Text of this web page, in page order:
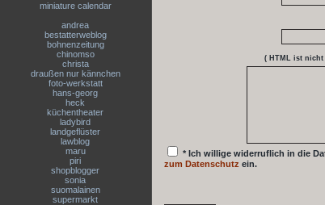
miniature calendar
andrea
bestatterweblog
bohnenzeitung
chinomso
christa
draußen nur kännchen
foto-werkstatt
hans-georg
heck
küchentheater
ladybird
landgeflüster
lawblog
maru
piri
shopblogger
sonia
suomalainen
supermarkt
( HTML ist nicht
* Ich willige widerruflich in die
zum Datenschutz ein.